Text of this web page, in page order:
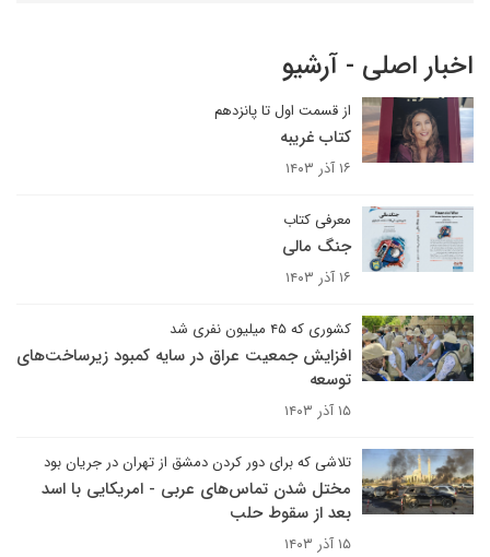
اخبار اصلی - آرشیو
از قسمت اول تا پانزدهم
کتاب غریبه
۱۶ آذر ۱۴۰۳
معرفی کتاب
جنگ مالی
۱۶ آذر ۱۴۰۳
کشوری که ۴۵ میلیون نفری شد
افزایش جمعیت عراق در سایه کمبود زیرساخت‌های
توسعه
۱۵ آذر ۱۴۰۳
تلاشی که برای دور کردن دمشق از تهران در جریان بود
مختل شدن تماس‌های عربی - امریکایی با اسد
بعد از سقوط حلب
۱۵ آذر ۱۴۰۳